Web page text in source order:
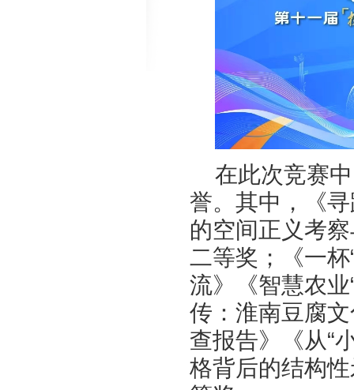
在此次竞赛
誉。其中，《
的空间正义考
二等奖；《一
流》《智慧农
传：淮南豆腐
查报告》《从“
格背后的结构